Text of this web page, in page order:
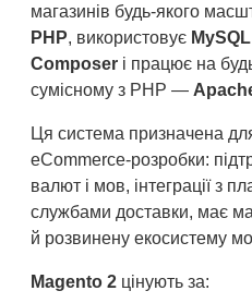
магазинів будь-якого
PHP, використовує MySQL
Composer і працює на
сумісному з PHP —
Ця система призначена
eCommerce-розробки:
валют і мов, інтеграції з
службами доставки, має
й розвинену екосистему
Magento 2 цінують за: